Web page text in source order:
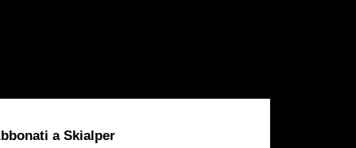
a Skialper